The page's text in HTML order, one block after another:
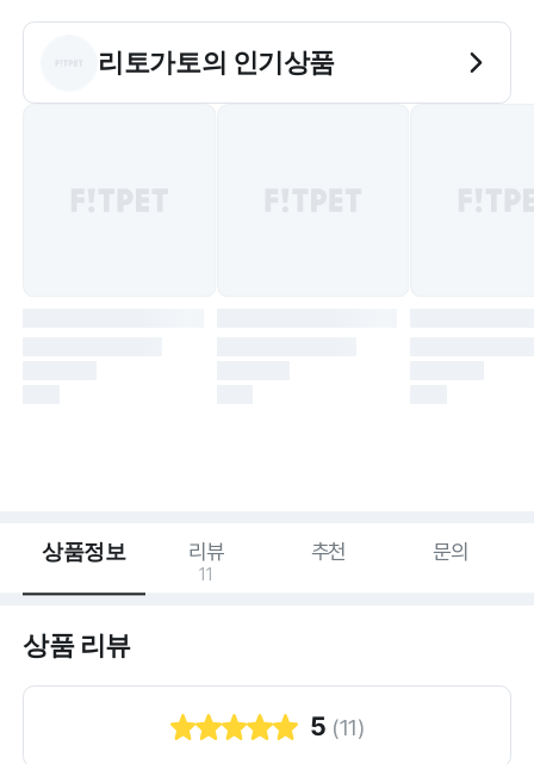
리토가토의 인기상품
상품정보 리뷰
11
추천 문의
상품 리뷰
5 (11)